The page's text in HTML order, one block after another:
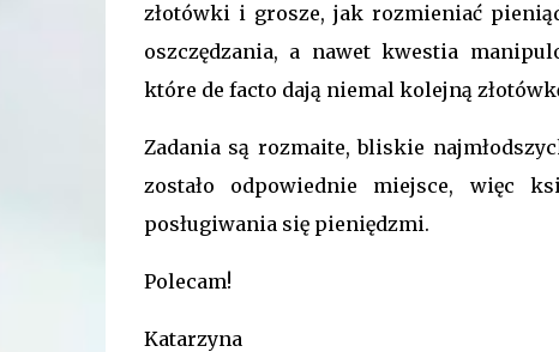
złotówki i grosze, jak rozmieniać
oszczędzania, a nawet kwestia
które de facto dają niemal kolejną
Zadania są rozmaite, bliskie
zostało odpowiednie miejsce, więc
posługiwania się pieniędzmi.
Polecam!
Katarzyna